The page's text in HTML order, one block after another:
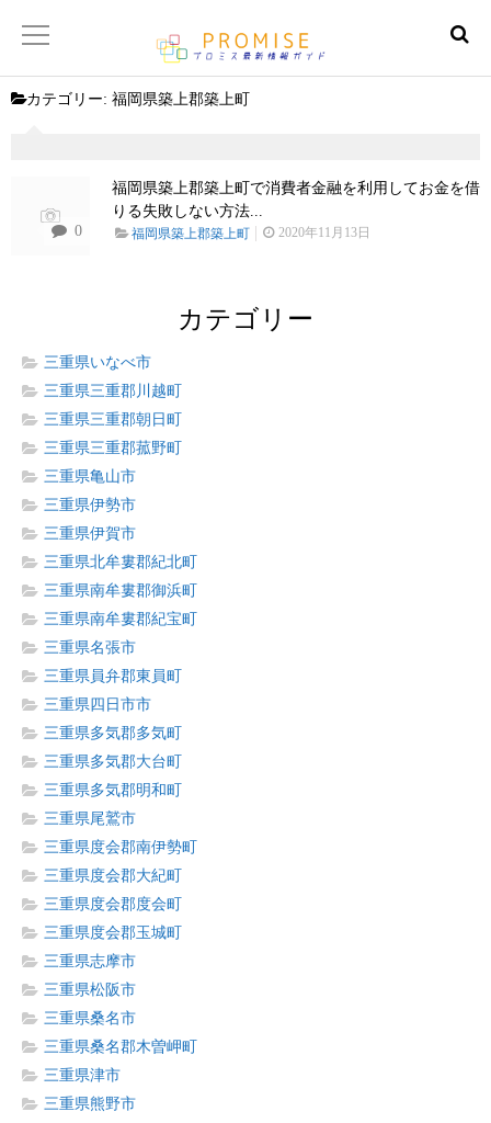
【サイトマップ】
カテゴリー: 福岡県築上郡築上町
0
福岡県築上郡築上町で消費者金融を利用してお金を借
りる失敗しない方法...
福岡県築上郡築上町 2020年11月13日
カテゴリー
三重県いなべ市
三重県三重郡川越町
三重県三重郡朝日町
三重県三重郡菰野町
三重県亀山市
三重県伊勢市
三重県伊賀市
三重県北牟婁郡紀北町
三重県南牟婁郡御浜町
三重県南牟婁郡紀宝町
三重県名張市
三重県員弁郡東員町
三重県四日市市
三重県多気郡多気町
三重県多気郡大台町
三重県多気郡明和町
三重県尾鷲市
三重県度会郡南伊勢町
三重県度会郡大紀町
三重県度会郡度会町
三重県度会郡玉城町
三重県志摩市
三重県松阪市
三重県桑名市
三重県桑名郡木曽岬町
三重県津市
三重県熊野市